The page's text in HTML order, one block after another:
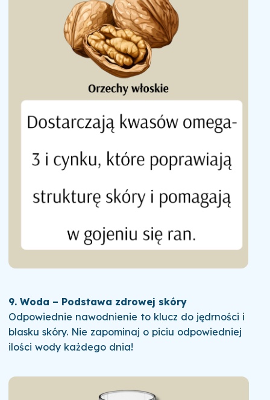
9. Woda – Podstawa zdrowej skóry
Odpowiednie nawodnienie to klucz do jędrności i
blasku skóry. Nie zapominaj o piciu odpowiedniej
ilości wody każdego dnia!